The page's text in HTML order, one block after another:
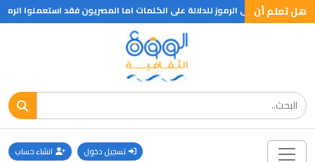
هل تعلم أنتعتمد على الرموز للدلالة على الكلمات اما المصريون فقد استعملوا
تسجيل دخول انشاء حساب